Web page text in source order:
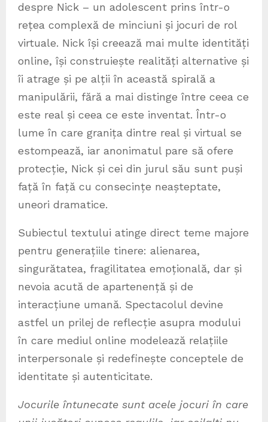
despre Nick – un adolescent prins într-o
rețea complexă de minciuni și jocuri de rol
virtuale. Nick își creează mai multe identități
online, își construiește realități alternative și
îi atrage și pe alții în această spirală a
manipulării, fără a mai distinge între ceea ce
este real și ceea ce este inventat. Într-o
lume în care granița dintre real și virtual se
estompează, iar anonimatul pare să ofere
protecție, Nick și cei din jurul său sunt puși
față în față cu consecințe neașteptate,
uneori dramatice.
Subiectul textului atinge direct teme majore
pentru generațiile tinere: alienarea,
singurătatea, fragilitatea emoțională, dar și
nevoia acută de apartenență și de
interacțiune umană. Spectacolul devine
astfel un prilej de reflecție asupra modului
în care mediul online modelează relațiile
interpersonale și redefinește conceptele de
identitate și autenticitate.
Jocurile întunecate sunt acele jocuri în care